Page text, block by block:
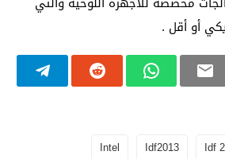
Idf
Idf2013
Intel